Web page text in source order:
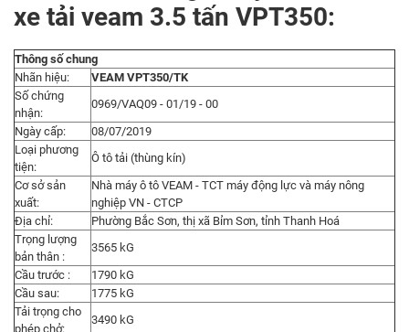
xe tải veam 3.5 tấn VPT350:
Thông số chung
Nhãn hiệu:
VEAM VPT350/TK
Số chứng
nhận:
0969/VAQ09 - 01/19 - 00
Ngày cấp:
08/07/2019
Loại phương
tiện:
Ô tô tải (thùng kín)
Cơ sở sản
xuất:
Nhà máy ô tô VEAM - TCT máy động lực và máy nông
nghiệp VN - CTCP
Địa chỉ:
Phường Bắc Sơn, thị xã Bỉm Sơn, tỉnh Thanh Hoá
Trọng lượng
bản thân :
3565 kG
Cầu trước :
1790 kG
Cầu sau:
1775 kG
Tải trọng cho
phép chở:
3490 kG